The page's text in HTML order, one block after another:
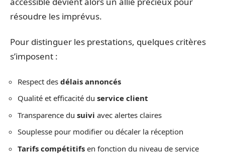
résoudre les imprévus.
Pour distinguer les prestations, quelques critères
s’imposent :
Respect des délais annoncés
Qualité et efficacité du service client
Transparence du suivi avec alertes claires
Souplesse pour modifier ou décaler la réception
Tarifs compétitifs en fonction du niveau de service